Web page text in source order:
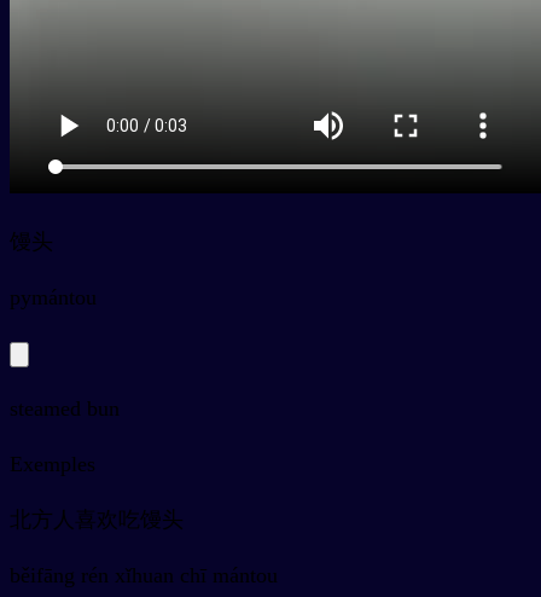
馒头
pymántou
steamed bun
Exemples
北方人喜欢吃馒头
běifāng rén xǐhuan chī mántou